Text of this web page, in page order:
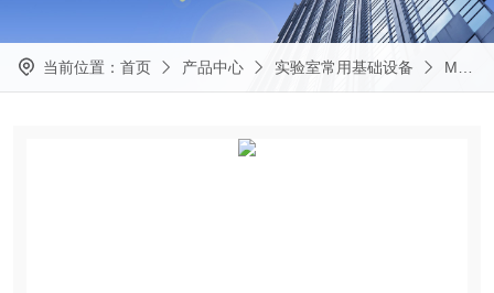
当前位置： 首页 产品中心 实验室常用基础设备 Masterflex蠕动泵